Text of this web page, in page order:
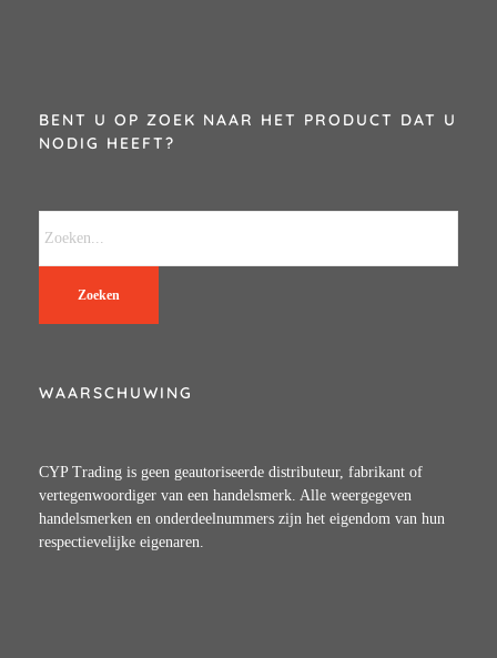
BENT U OP ZOEK NAAR HET PRODUCT DAT U
NODIG HEEFT?
Zoeken
WAARSCHUWING
CYP Trading is geen geautoriseerde distributeur, fabrikant of
vertegenwoordiger van een handelsmerk. Alle weergegeven
handelsmerken en onderdeelnummers zijn het eigendom van hun
respectievelijke eigenaren.